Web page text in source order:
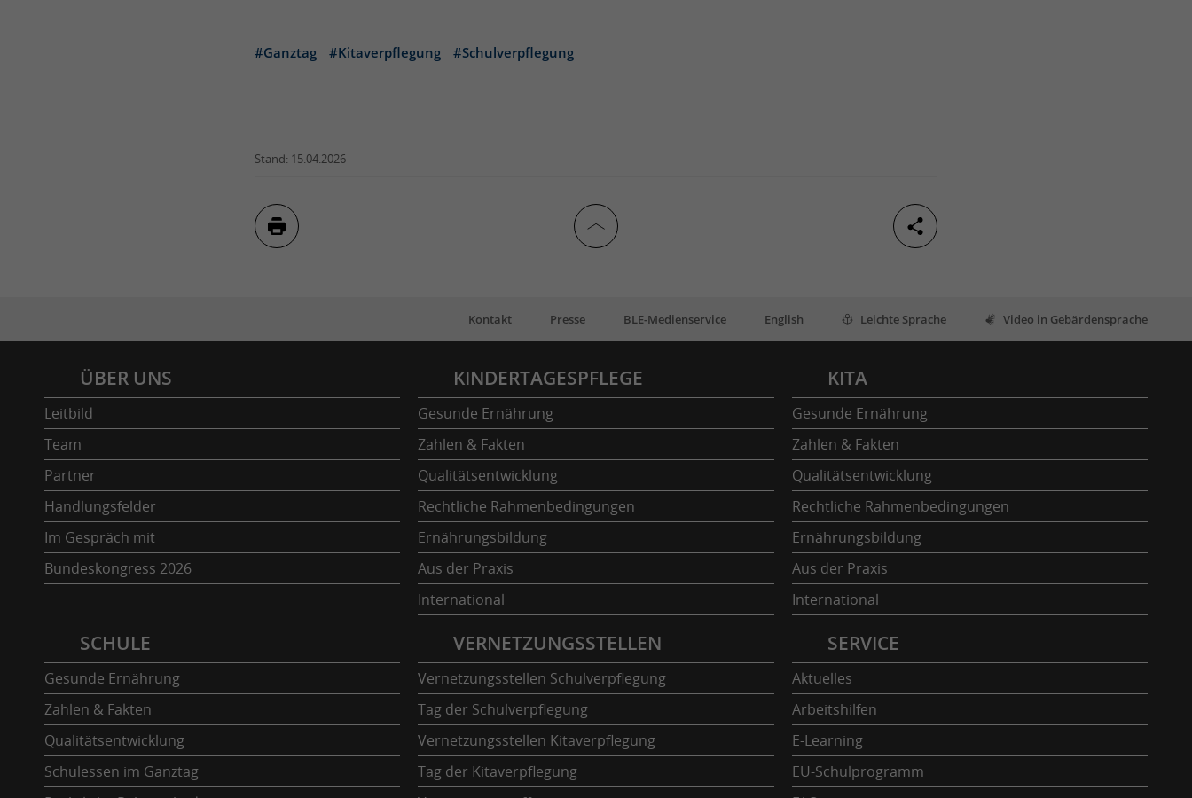
#Ganztag #Kitaverpflegung #Schulverpflegung
Stand: 15.04.2026
Kontakt Presse BLE-Medienservice English Leichte Sprache Video in Gebärdensprache
ÜBER UNS
Leitbild
Team
Partner
Handlungsfelder
Im Gespräch mit
Bundeskongress 2026
KINDERTAGESPFLEGE
Gesunde Ernährung
Zahlen & Fakten
Qualitätsentwicklung
Rechtliche Rahmenbedingungen
Ernährungsbildung
Aus der Praxis
International
KITA
Gesunde Ernährung
Zahlen & Fakten
Qualitätsentwicklung
Rechtliche Rahmenbedingungen
Ernährungsbildung
Aus der Praxis
International
SCHULE
Gesunde Ernährung
Zahlen & Fakten
Qualitätsentwicklung
Schulessen im Ganztag
VERNETZUNGSSTELLEN
Vernetzungsstellen Schulverpflegung
Tag der Schulverpflegung
Vernetzungsstellen Kitaverpflegung
Tag der Kitaverpflegung
SERVICE
Aktuelles
Arbeitshilfen
E-Learning
EU-Schulprogramm